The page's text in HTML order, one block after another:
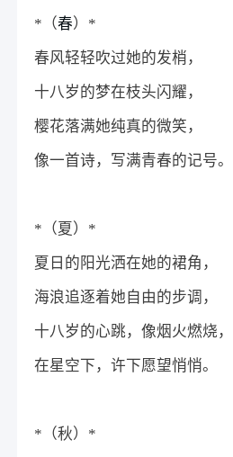
*（春）*
春风轻轻吹过她的发梢，
十八岁的梦在枝头闪耀，
樱花落满她纯真的微笑，
像一首诗，写满青春的记号。
*（夏）*
夏日的阳光洒在她的裙角，
海浪追逐着她自由的步调，
十八岁的心跳，像烟火燃烧，
在星空下，许下愿望悄悄。
*（秋）*